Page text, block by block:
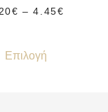
€ – 4.45€
Επιλογή